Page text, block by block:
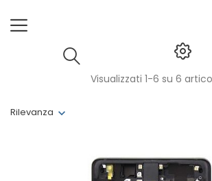
Rilevanza
Visualizzati 1-6 su 6